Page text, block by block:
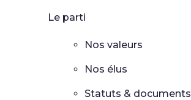
Le parti
Nos valeurs
Nos élus
Statuts & documents